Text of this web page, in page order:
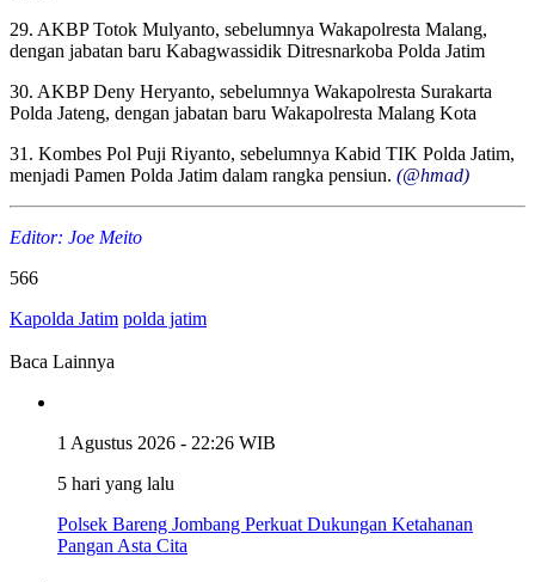
29. AKBP Totok Mulyanto, sebelumnya Wakapolresta Malang,
dengan jabatan baru Kabagwassidik Ditresnarkoba Polda Jatim
30. AKBP Deny Heryanto, sebelumnya Wakapolresta Surakarta
Polda Jateng, dengan jabatan baru Wakapolresta Malang Kota
31. Kombes Pol Puji Riyanto, sebelumnya Kabid TIK Polda Jatim,
menjadi Pamen Polda Jatim dalam rangka pensiun. (@hmad)
Editor: Joe Meito
566
Kapolda Jatim polda jatim
Baca Lainnya
1 Agustus 2026 - 22:26 WIB
5 hari yang lalu
Polsek Bareng Jombang Perkuat Dukungan Ketahanan
Pangan Asta Cita